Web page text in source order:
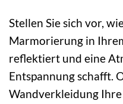
Stellen Sie sich vor,
Marmorierung in
reflektiert und eine
Entspannung schafft.
Wandverkleidung